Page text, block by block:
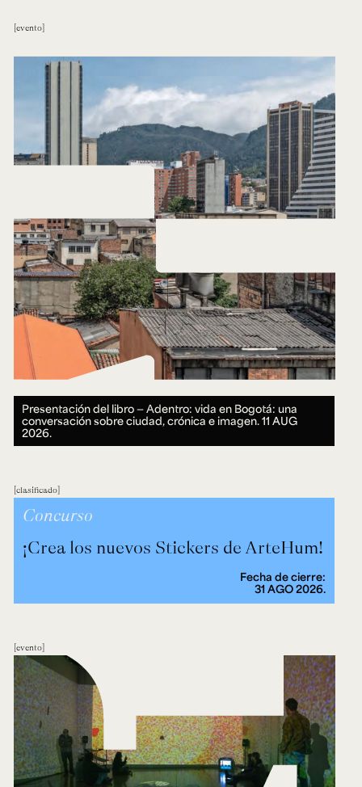
evento
Presentación del libro — Adentro: vida en Bogotá: una
conversación sobre ciudad, crónica e imagen.11 AUG
2026.
clasificado
Concurso
¡Crea los nuevos Stickers de ArteHum!
Fecha de cierre:
31 AGO 2026.
evento